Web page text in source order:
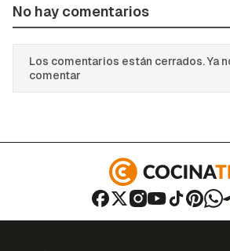
No hay comentarios
Los comentarios están cerrados. Ya
comentar